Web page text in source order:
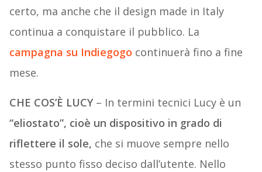
certo, ma anche che il design made in Italy
continua a conquistare il pubblico. La
campagna su Indiegogo continuerà fino a fine
mese.
CHE COS’È LUCY– In termini tecnici Lucy è un
“eliostato”, cioè un dispositivo in grado di
riflettere il sole, che si muove sempre nello
stesso punto fisso deciso dall’utente. Nello